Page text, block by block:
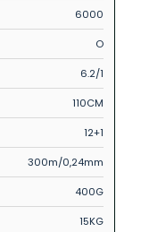
6000
O
6.2/1
110CM
12+1
300m/0,24mm
400G
15KG